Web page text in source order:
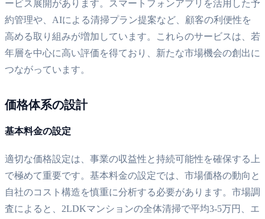
ービス展開があります。スマートフォンアプリを活用した予
約管理や、AIによる清掃プラン提案など、顧客の利便性を
高める取り組みが増加しています。これらのサービスは、若
年層を中心に高い評価を得ており、新たな市場機会の創出に
つながっています。
価格体系の設計
基本料金の設定
適切な価格設定は、事業の収益性と持続可能性を確保する上
で極めて重要です。基本料金の設定では、市場価格の動向と
自社のコスト構造を慎重に分析する必要があります。市場調
査によると、2LDKマンションの全体清掃で平均3-5万円、エ